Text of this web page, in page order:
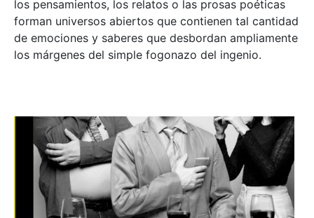
los pensamientos, los relatos o las prosas poéticas
forman universos abiertos que contienen tal cantidad
de emociones y saberes que desbordan ampliamente
los márgenes del simple fogonazo del ingenio.